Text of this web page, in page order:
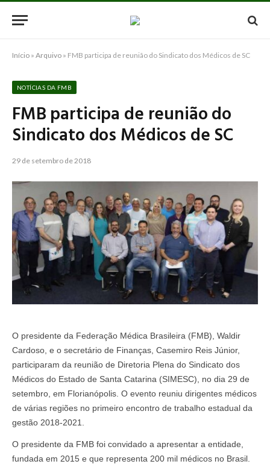
Início » Arquivo » FMB participa de reunião do Sindicato dos Médicos de SC
NOTÍCIAS DA FMB
FMB participa de reunião do
Sindicato dos Médicos de SC
29 de setembro de 2018
O presidente da Federação Médica Brasileira (FMB), Waldir
Cardoso, e o secretário de Finanças, Casemiro Reis Júnior,
participaram da reunião de Diretoria Plena do Sindicato dos
Médicos do Estado de Santa Catarina (SIMESC), no dia 29 de
setembro, em Florianópolis. O evento reuniu dirigentes médicos
de várias regiões no primeiro encontro de trabalho estadual da
gestão 2018-2021.
O presidente da FMB foi convidado a apresentar a entidade,
fundada em 2015 e que representa 200 mil médicos no Brasil.